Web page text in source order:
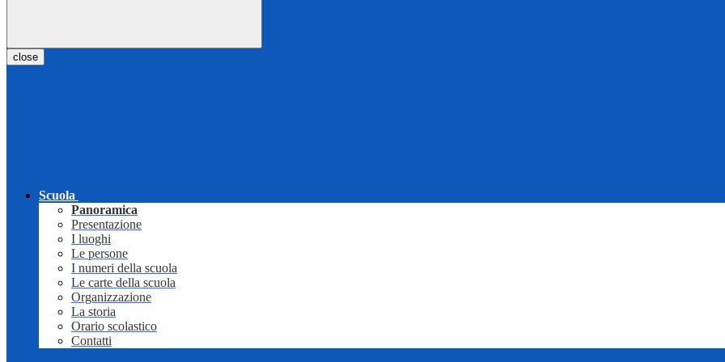
close
Scuola
Panoramica
Presentazione
I luoghi
Le persone
I numeri della scuola
Le carte della scuola
Organizzazione
La storia
Orario scolastico
Contatti